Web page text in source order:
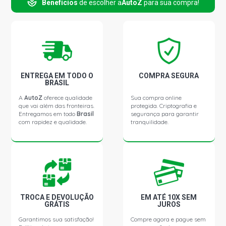
SPRINTER 313 VAN 2.2 16V OM651LA DIESEL (2005 -
2021)
SPRINTER 515 VAN 2.2 16V OM651LA DIESEL (2012 -
SPRINTER 310 9 LUGARES EXECUTIVA VAN 2.5 8V
OM014A DIESEL (1997 - 1999)
SPRINTER 310 9 LUGARES LUXO VAN 2.5 8V OM014A
DIESEL (1997 - 1999)
Benefícios de escolher aAutoZ para sua compra!
ENTREGA EM TODO O
BRASIL
AAutoZ oferece qualidade
que vai além das fronteiras.
Entregamos em todoBrasil
com rapidez e qualidade.
COMPRA SEGURA
Sua compra online
protegida. Criptografia e
segurança para garantir
tranquilidade.
TROCA E DEVOLUÇÃO
GRÁTIS
Garantimos sua satisfação!
EM ATÉ 10X SEM
JUROS
Compre agora e pague sem